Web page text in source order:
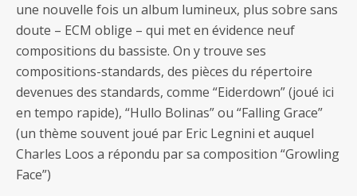
une nouvelle fois un album lumineux, plus sobre sans
doute – ECM oblige – qui met en évidence neuf
compositions du bassiste. On y trouve ses
compositions-standards, des pièces du répertoire
devenues des standards, comme “Eiderdown” (joué ici
en tempo rapide), “Hullo Bolinas” ou “Falling Grace”
(un thème souvent joué par Eric Legnini et auquel
Charles Loos a répondu par sa composition “Growling
Face”)